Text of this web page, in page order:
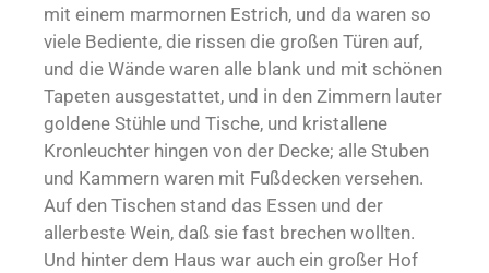
mit einem marmornen Estrich, und da waren so
viele Bediente, die rissen die großen Türen auf,
und die Wände waren alle blank und mit schönen
Tapeten ausgestattet, und in den Zimmern lauter
goldene Stühle und Tische, und kristallene
Kronleuchter hingen von der Decke; alle Stuben
und Kammern waren mit Fußdecken versehen.
Auf den Tischen stand das Essen und der
allerbeste Wein, daß sie fast brechen wollten.
Und hinter dem Haus war auch ein großer Hof